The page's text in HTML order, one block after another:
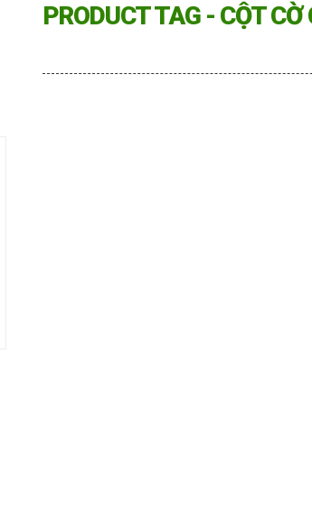
PRODUCT TAG - CỘT CỜ